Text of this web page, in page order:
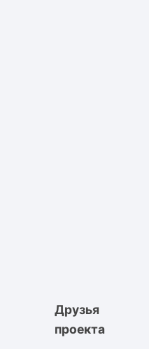
Друзья
проекта